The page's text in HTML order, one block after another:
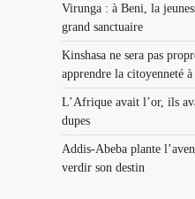
Virunga : à Beni, la
grand sanctuaire
Kinshasa ne sera pas
apprendre la citoyenneté à
L’Afrique avait l’or, ils
dupes
Addis-Abeba plante
verdir son destin